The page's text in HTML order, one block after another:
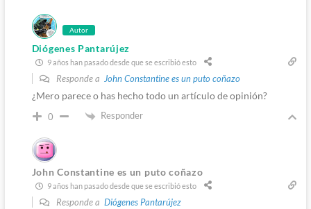
Autor
Diógenes Pantarújez
9 años han pasado desde que se escribió esto
Responde a John Constantine es un puto coñazo
¿Mero parece o has hecho todo un artículo de opinión?
0 Responder
John Constantine es un puto coñazo
9 años han pasado desde que se escribió esto
Responde a Diógenes Pantarújez